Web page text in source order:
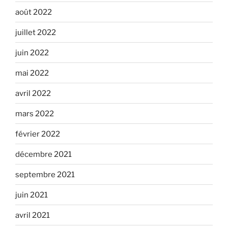
août 2022
juillet 2022
juin 2022
mai 2022
avril 2022
mars 2022
février 2022
décembre 2021
septembre 2021
juin 2021
avril 2021